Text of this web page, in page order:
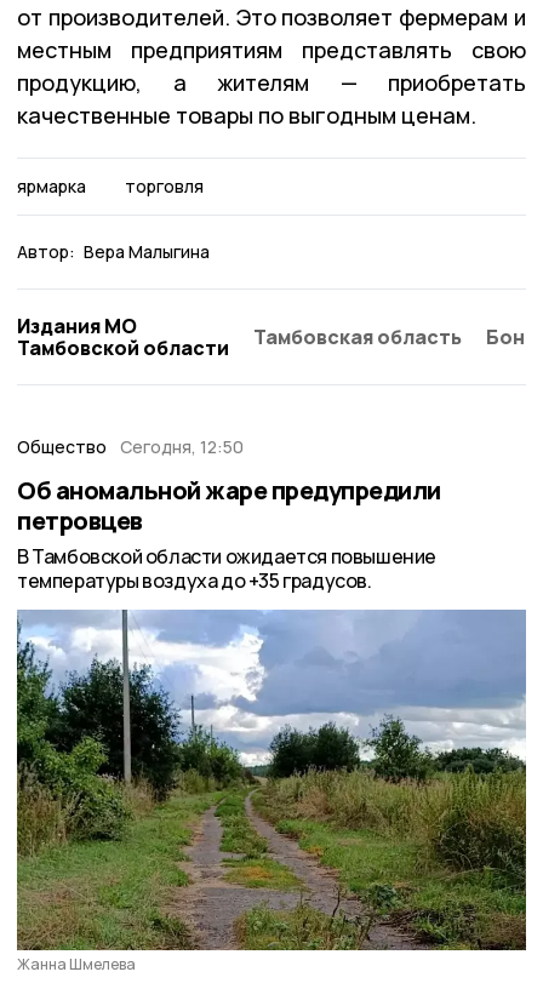
от производителей. Это позволяет фермерам и
местным предприятиям представлять свою
продукцию, а жителям — приобретать
качественные товары по выгодным ценам.
ярмарка торговля
Автор: Вера Малыгина
Издания МО
Тамбовской области
Тамбовская область
Общество Сегодня, 12:50
Об аномальной жаре предупредили
петровцев
В Тамбовской области ожидается повышение
температуры воздуха до +35 градусов.
Жанна Шмелева